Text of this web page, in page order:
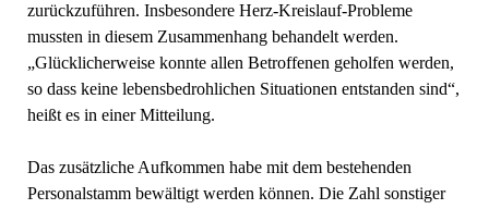
zurückzuführen. Insbesondere Herz-Kreislauf-Probleme
mussten in diesem Zusammenhang behandelt werden.
„Glücklicherweise konnte allen Betroffenen geholfen werden,
so dass keine lebensbedrohlichen Situationen entstanden sind“,
heißt es in einer Mitteilung.
Das zusätzliche Aufkommen habe mit dem bestehenden
Personalstamm bewältigt werden können. Die Zahl sonstiger